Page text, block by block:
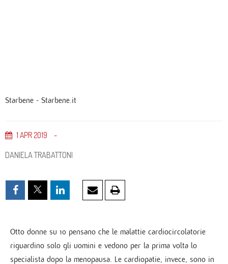
Starbene - Starbene.it
1 APR 2019
DANIELA TRABATTONI
Otto donne su 10 pensano che le malattie cardiocircolatorie
riguardino solo gli uomini e vedono per la prima volta lo
specialista dopo la menopausa. Le cardiopatie, invece, sono in